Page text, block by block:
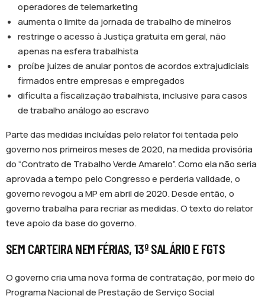
operadores de telemarketing
aumenta o limite da jornada de trabalho de mineiros
restringe o acesso à Justiça gratuita em geral, não
apenas na esfera trabalhista
proíbe juízes de anular pontos de acordos extrajudiciais
firmados entre empresas e empregados
dificulta a fiscalização trabalhista, inclusive para casos
de trabalho análogo ao escravo
Parte das medidas incluídas pelo relator foi tentada pelo
governo nos primeiros meses de 2020, na medida provisória
do “Contrato de Trabalho Verde Amarelo”. Como ela não seria
aprovada a tempo pelo Congresso e perderia validade, o
governo revogou a MP em abril de 2020. Desde então, o
governo trabalha para recriar as medidas. O texto do relator
teve apoio da base do governo.
SEM CARTEIRA NEM FÉRIAS, 13º SALÁRIO E FGTS
O governo cria uma nova forma de contratação, por meio do
Programa Nacional de Prestação de Serviço Social